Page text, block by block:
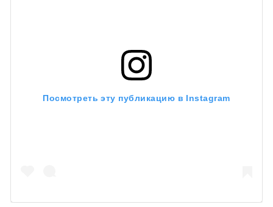
Посмотреть эту публикацию в Instagram